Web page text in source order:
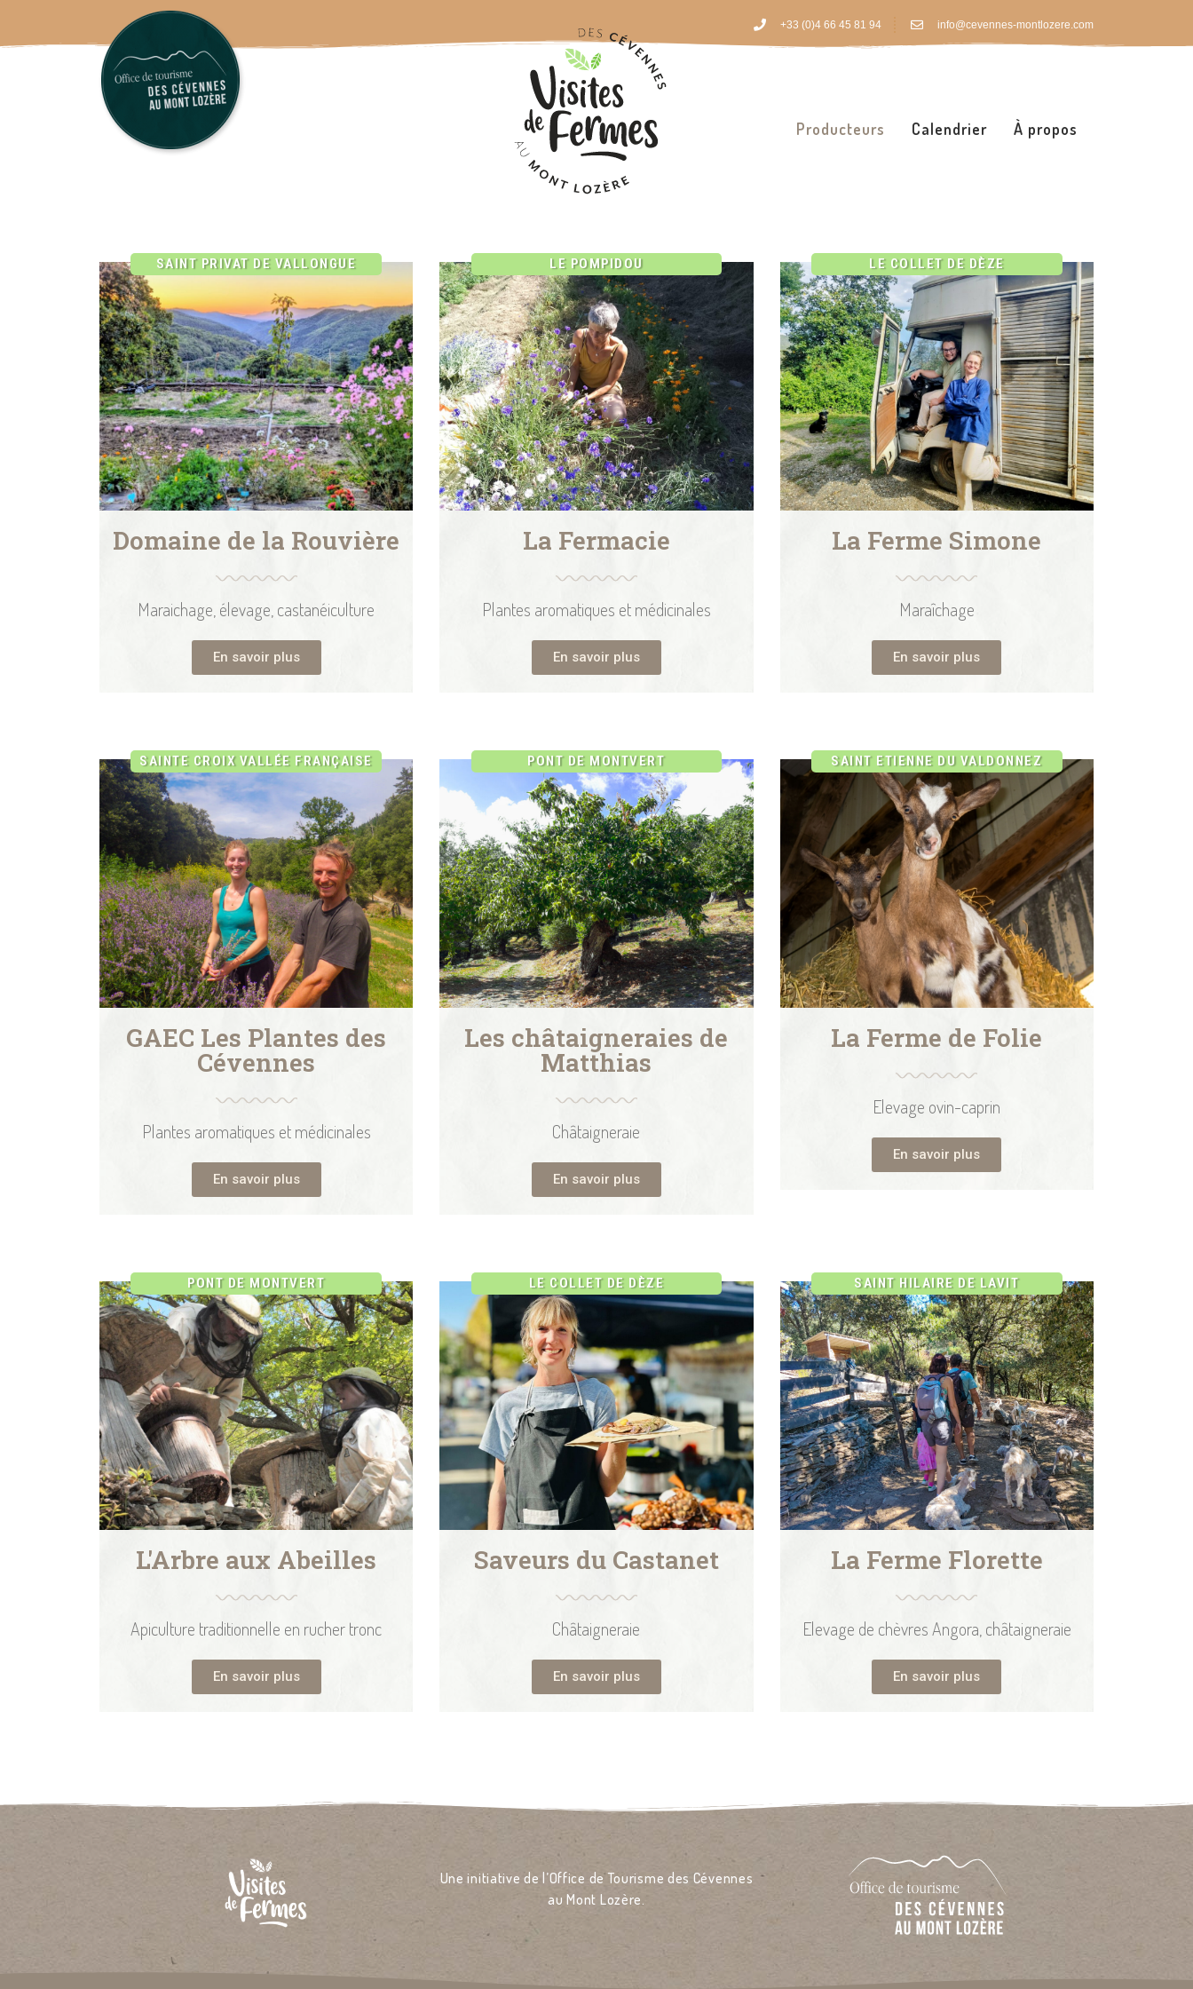
+33 (0)4 66 45 81 94 info@cevennes-montlozere.com
Producteurs Calendrier À propos
SAINT PRIVAT DE VALLONGUE
Domaine de la Rouvière
Maraichage, élevage, castanéiculture
En savoir plus
LE POMPIDOU
La Fermacie
Plantes aromatiques et médicinales
En savoir plus
LE COLLET DE DÈZE
La Ferme Simone
Maraîchage
En savoir plus
SAINTE CROIX VALLÉE FRANÇAISE
GAEC Les Plantes des
Cévennes
Plantes aromatiques et médicinales
En savoir plus
PONT DE MONTVERT
Les châtaigneraies de
Matthias
Châtaigneraie
En savoir plus
SAINT ETIENNE DU VALDONNEZ
La Ferme de Folie
Elevage ovin-caprin
En savoir plus
PONT DE MONTVERT
L'Arbre aux Abeilles
Apiculture traditionnelle en rucher tronc
En savoir plus
LE COLLET DE DÈZE
Saveurs du Castanet
Châtaigneraie
En savoir plus
SAINT HILAIRE DE LAVIT
La Ferme Florette
Elevage de chèvres Angora, châtaigneraie
En savoir plus
Une initiative de l’Office de Tourisme des Cévennes
au Mont Lozère.